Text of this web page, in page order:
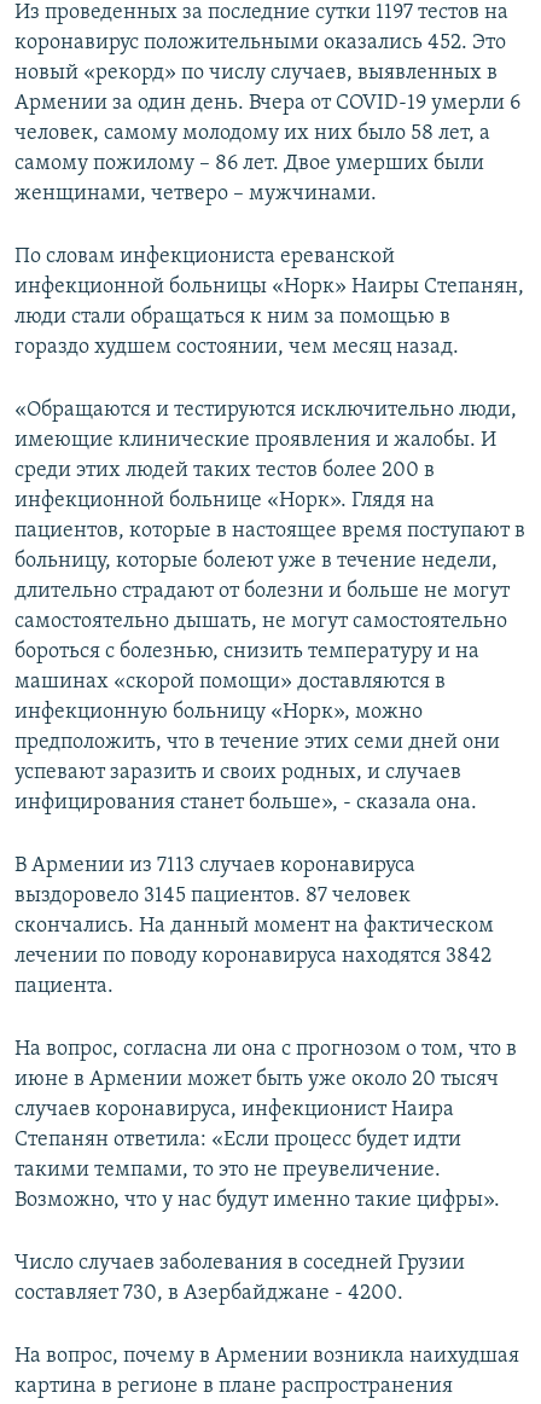
Из проведенных за последние сутки 1197 тестов на
коронавирус положительными оказались 452. Это
новый «рекорд» по числу случаев, выявленных в
Армении за один день. Вчера от COVID-19 умерли 6
человек, самому молодому их них было 58 лет, а
самому пожилому – 86 лет. Двое умерших были
женщинами, четверо – мужчинами.
По словам инфекциониста ереванской
инфекционной больницы «Норк» Наиры Степанян,
люди стали обращаться к ним за помощью в
гораздо худшем состоянии, чем месяц назад.
«Обращаются и тестируются исключительно люди,
имеющие клинические проявления и жалобы. И
среди этих людей таких тестов более 200 в
инфекционной больнице «Норк». Глядя на
пациентов, которые в настоящее время поступают в
больницу, которые болеют уже в течение недели,
длительно страдают от болезни и больше не могут
самостоятельно дышать, не могут самостоятельно
бороться с болезнью, снизить температуру и на
машинах «скорой помощи» доставляются в
инфекционную больницу «Норк», можно
предположить, что в течение этих семи дней они
успевают заразить и своих родных, и случаев
инфицирования станет больше», - сказала она.
В Армении из 7113 случаев коронавируса
выздоровело 3145 пациентов. 87 человек
скончались. На данный момент на фактическом
лечении по поводу коронавируса находятся 3842
пациента.
На вопрос, согласна ли она с прогнозом о том, что в
июне в Армении может быть уже около 20 тысяч
случаев коронавируса, инфекционист Наира
Степанян ответила: «Если процесс будет идти
такими темпами, то это не преувеличение.
Возможно, что у нас будут именно такие цифры».
Число случаев заболевания в соседней Грузии
составляет 730, в Азербайджане - 4200.
На вопрос, почему в Армении возникла наихудшая
картина в регионе в плане распространения